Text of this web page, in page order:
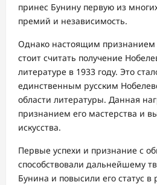
принес Бунину первую из
премий и независимость.
Однако настоящим
стоит считать получение
литературе в 1933 году. Это
единственным русским
области литературы. Данная
признанием его мастерства и
искусства.
Первые успехи и признание с
способствовали дальнейшему
Бунина и повысили его статус в